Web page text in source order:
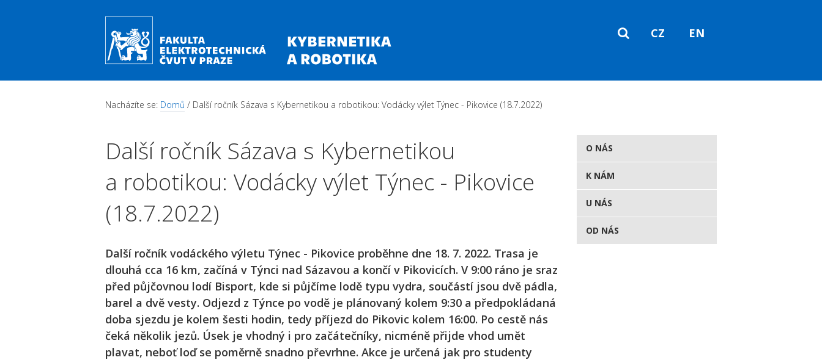
SEARCH
CZ EN
Nacházíte se: Domů / Další ročník Sázava s Kybernetikou a robotikou: Vodácky výlet Týnec - Pikovice (18.7.2022)
Další ročník Sázava s Kybernetikou
a robotikou: Vodácky výlet Týnec - Pikovice
(18.7.2022)
Další ročník vodáckého výletu Týnec - Pikovice proběhne dne 18. 7. 2022. Trasa je
dlouhá cca 16 km, začíná v Týnci nad Sázavou a končí v Pikovicích. V 9:00 ráno je sraz
před půjčovnou lodí Bisport, kde si půjčíme lodě typu vydra, součástí jsou dvě pádla,
barel a dvě vesty. Odjezd z Týnce po vodě je plánovaný kolem 9:30 a předpokládaná
doba sjezdu je kolem šesti hodin, tedy příjezd do Pikovic kolem 16:00. Po cestě nás
čeká několik jezů. Úsek je vhodný i pro začátečníky, nicméně přijde vhod umět
plavat, neboť loď se poměrně snadno převrhne. Akce je určená jak pro studenty
O NÁS
K NÁM
U NÁS
OD NÁS